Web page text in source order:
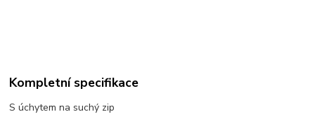
Kompletní specifikace
S úchytem na suchý zip